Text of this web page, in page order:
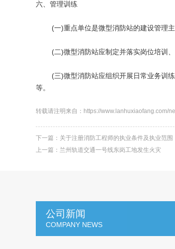
六、管理训练
(一)重点单位是微型消防站的建设管理主
(二)微型消防站应制定并落实岗位培训、
(三)微型消防站应组织开展日常业务训练
等。
转载请注明来自：https://www.lanhuxiaofang.com/
下一篇： 关于注册消防工程师的执业条件及执业范围
上一篇： 兰州轨道交通一号线东岗工地发生火灾
公司新闻
COMPANY NEWS